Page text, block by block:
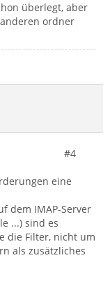
überlegt, aber
ordner
#4
eine
dem IMAP-Server
...) sind es
die Filter, nicht um
als zusätzliches